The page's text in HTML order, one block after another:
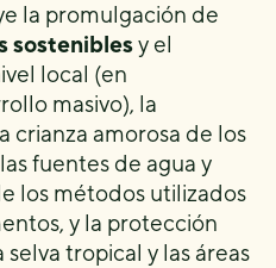
la promulgación de
sosteniblesy el
local (en
masivo), la
crianza amorosa de los
fuentes de agua y
los métodos utilizados
y la protección
tropical y las áreas